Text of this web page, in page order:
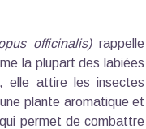
officinalis)rappelle
la plupart des labiées
elle attire les insectes
plante aromatique et
permet de combattre